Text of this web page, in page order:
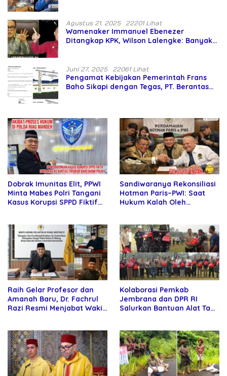
Agustus 21, 2025 22201 Lihat
Wamenaker Immanuel Ebenezer
Ditangkap KPK, Wilson Lalengke: Banyak
Juni 27, 2025 22061 Lihat
Pengamat Kebijakan Pemerintah Frans
Baho Sikapi dengan Tegas, PT. Berantas
Dobrak Imunitas Elit, PPWI
Minta Mabes Polri Tangani
Kasus Korupsi SPPD Fiktif
Sandiwaranya Rekonsiliasi
Hotman Paris–PWI: Saat
Hukum Kalah Oleh
Raih Gelar Profesor dan
Amanah Baru, Dr. Fachrul
Razi Resmi Menjabat Wakil
Kolaborasi Pemkab
Jembrana dan DPR RI
Salurkan Bantuan Alat Tani